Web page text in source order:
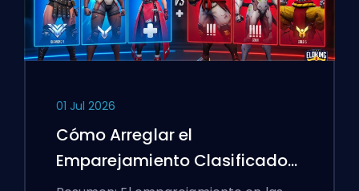
01 Jul 2026
Cómo Arreglar el
Emparejamiento Clasificado
de Overwatch 2 y los Lobbies